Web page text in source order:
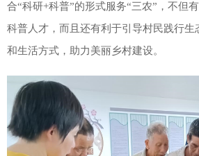
合“科研+科普”的形式服务“三农”，不但
科普人才，而且还有利于引导村民践行生
和生活方式，助力美丽乡村建设。